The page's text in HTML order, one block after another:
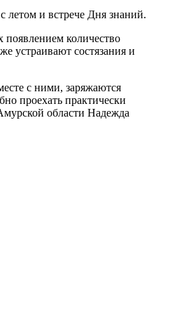
летом и встрече Дня знаний.
появлением количество
устраивают состязания и
с ними, заряжаются
проехать практически
области Надежда